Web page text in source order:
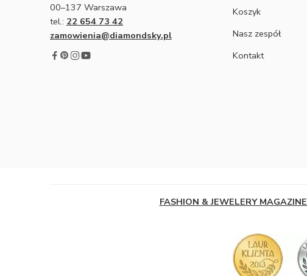
00–137 Warszawa
tel.: 22 654 73 42
zamowienia@diamondsky.pl
Koszyk
Nasz zespół
Kontakt
FASHION & JEWELERY MAGAZINE